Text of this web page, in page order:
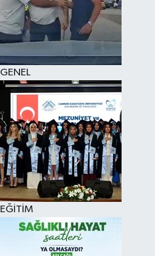
GENEL
EĞİTİM
KÜLTÜR SANAT
SAĞLIK
SİYASET
SPOR
TEKNOLOJİ
VİZYONDAKİLER
YAŞAM